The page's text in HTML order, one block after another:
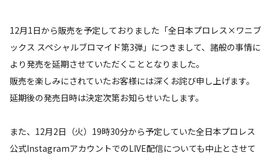
12月1日から販売を予定しておりました「全日本プロレス×ワニブ
ックス スペシャルブロマイド第3弾」につきまして、諸般の事情に
より発売を延期させていただくこととなりました。
販売を楽しみにされていたお客様には深くお詫び申し上げます。
延期後の発売日時は決定次第お知らせいたします。
また、12月2日（火）19時30分から予定していた全日本プロレス
公式InstagramアカウントでのLIVE配信についても中止とさせて